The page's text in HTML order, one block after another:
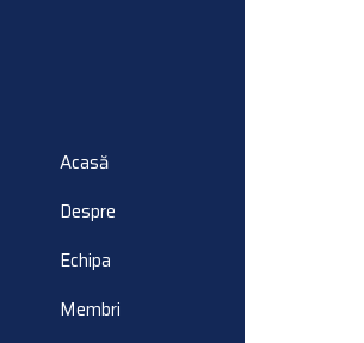
Acasă
Despre
Echipa
Membri